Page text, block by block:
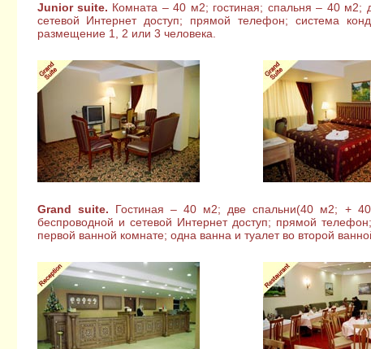
Junior suite. Комната – 40 м2; гостиная; спальня – 40 м2;
сетевой Интернет доступ; прямой телефон; система
размещение 1, 2 или 3 человека.
Grand suite. Гостиная – 40 м2; две спальни(40 м2; +
беспроводной и сетевой Интернет доступ; прямой
первой ванной комнате; одна ванна и туалет во второй